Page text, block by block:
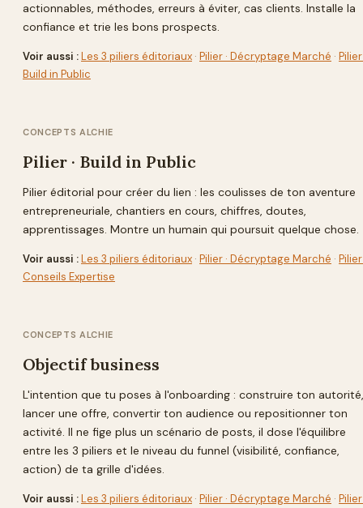
actionnables, méthodes, erreurs à éviter, cas clients. Installe la
confiance et trie les bons prospects.
Voir aussi :Les 3 piliers éditoriaux · Pilier · Décryptage Marché · Pilier
Build in Public
CONCEPTS ALCHIE
Pilier · Build in Public
Pilier éditorial pour créer du lien : les coulisses de ton aventure
entrepreneuriale, chantiers en cours, chiffres, doutes,
apprentissages. Montre un humain qui poursuit quelque chose.
Voir aussi :Les 3 piliers éditoriaux · Pilier · Décryptage Marché · Pilier
Conseils Expertise
CONCEPTS ALCHIE
Objectif business
L'intention que tu poses à l'onboarding : construire ton autorité,
lancer une offre, convertir ton audience ou repositionner ton
activité. Il ne fige plus un scénario de posts, il dose l'équilibre
entre les 3 piliers et le niveau du funnel (visibilité, confiance,
action) de ta grille d'idées.
Voir aussi :Les 3 piliers éditoriaux · Pilier · Décryptage Marché · Pilier